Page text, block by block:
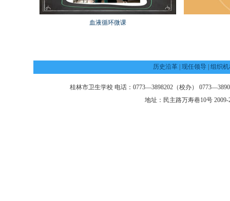
血液循环微课
历史沿革 现任领导 组织
桂林市卫生学校 电话：0773—3898202（校办）
地址：民主路万寿巷10号 2009-